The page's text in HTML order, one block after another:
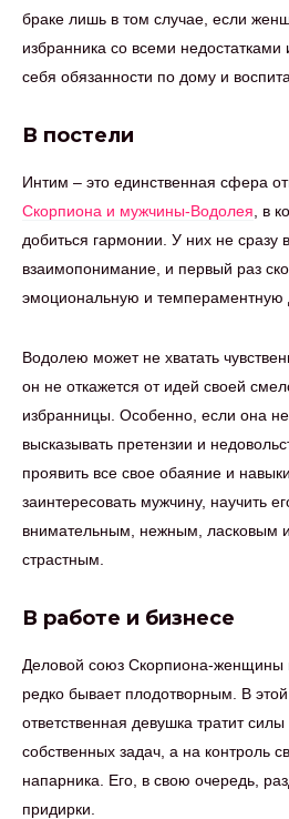
браке лишь в том случае, если
избранника со всеми недостатками
себя обязанности по дому и
В постели
Интим – это единственная сфера
Скорпиона и мужчины-Водолея , в
добиться гармонии. У них не сразу
взаимопонимание, и первый раз
эмоциональную и темпераментную
Водолею может не хватать
он не откажется от идей своей
избранницы. Особенно, если она
высказывать претензии и
проявить все свое обаяние и
заинтересовать мужчину, научить
внимательным, нежным, ласковым
страстным.
В работе и бизнесе
Деловой союз Скорпиона-
редко бывает плодотворным. В
ответственная девушка тратит
собственных задач, а на контроль
напарника. Его, в свою очередь,
придирки.